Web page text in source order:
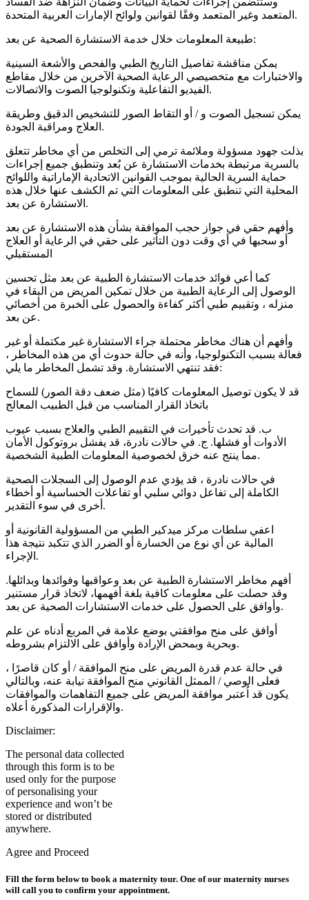
المتعمد وغير المتعمد وفقًا لقوانين ولوائح الإمارات العربية المتحدة.
طبيعة المعلومات خلال خدمة الاستشارة الصحية عن بعد:
يمكن مناقشة تفاصيل التاريخ الطبي والفحص والأشعة السينية
والاختبارات مع متخصيصي الرعاية الصحية الآخرين من خلال مقاطع
الفيديو التفاعلية وتكنولوجيا الصوت والاتصالات.
يمكن تسجيل الصوت و / أو التقاط الصور للتشخيص الدقيق وطريقة
العلاج ومراقبة الجودة.
بذلت جهود مسؤولة وملائمة ترمي إلى التخلص من أي مخاطر تتعلق
بالسرية مرتبطة بخدمات الاستشارة عن بُعد وتنطبق جميع إجراءات
حماية السرية الحالية بموجب القوانين الاتحادية الإماراتية واللوائح
المحلية التي تنطبق على المعلومات التي تم الكشف عنها خلال هذه
الاستشارة عن بعد.
وأفهم حقي في جواز حجب الموافقة بشأن هذه الاستشارة عن بعد
أو سحبها في أي وقت دون التأثير على حقي في الرعاية أو العلاج
المستقبلي
كما أعي فوائد خدمات الاستشارة الطبية عن بعد مثل تحسين
الوصول إلى الرعاية الطبية من خلال تمكين المريض من البقاء في
منزله ، وتقييم طبي أكثر كفاءة والحصول على الخبرة من أخصائي
عن بعد.
وأفهم أن هناك مخاطر محتملة جراء الاستشارة غير مكتملة أو غير
فعالة بسبب التكنولوجيا، وأنه في حالة حدوث أي من هذه المخاطر ،
فقد تنتهي الاستشارة. وقد تشمل المخاطر ما يلي:
قد لا يكون توصيل المعلومات كافيًا (مثل ضعف دقة الصور) للسماح
باتخاذ القرار المناسب من قبل الطبيب المعالج
ب. قد تحدث تأخيرات في التقييم الطبي والعلاج بسبب عيوب
الأدوات أو فشلها. ج. في حالات نادرة، قد يفشل بروتوكول الأمان
مما ينتج عنه خرق لخصوصية المعلومات الطبية الشخصية.
في حالات نادرة ، قد يؤدي عدم الوصول إلى السجلات الصحية
الكاملة إلى تفاعل دوائي سلبي أو تفاعلات الحساسية أو أخطاء
أخرى في سوء التقدير.
اعفي سلطات مركز ميدكير الطبي من المسؤولية القانونية أو
المالية عن أي نوع من الخسارة أو الضرر الذي تتكبد نتيجة هذا
الإجراء.
أفهم مخاطر الاستشارة الطبية عن بعد وعواقبها وفوائدها وبدائلها.
وقد حصلت على معلومات كافية بلغة أفهمها، لاتخاذ قرار مستنير
وأوافق على الحصول على خدمات الاستشارات الصحية عن بعد.
أوافق على منح موافقتي بوضع علامة في المربع أدناه عن علم
وبحرية وبمحض الإرادة وأوافق على الالتزام بشروطه.
في حالة عدم قدرة المريض على منح الموافقة / أو كان قاصرًا ،
فعلى الوصي / الممثل القانوني منح الموافقة نيابة عنه، وبالتالي
يكون قد اُعتبر موافقة المريض على جميع التفاهمات والموافقات
والإقرارات المذكورة أعلاه.
Disclaimer:
The personal data collected
through this form is to be
used only for the purpose
of personalising your
experience and won’t be
stored or distributed
anywhere.
Agree and Proceed
Fill the form below to book a maternity tour. One of our maternity nurses
will call you to confirm your appointment.